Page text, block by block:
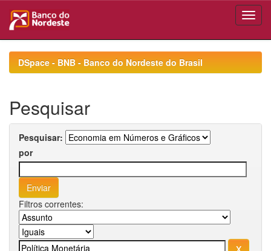
navigationDSpace - BNB - Banco do Nordeste do Brasil
Pesquisar
Pesquisar:
por
Filtros correntes: